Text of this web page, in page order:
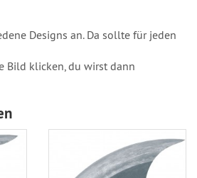
Designs an. Da sollte für jeden
Bild klicken, du wirst dann